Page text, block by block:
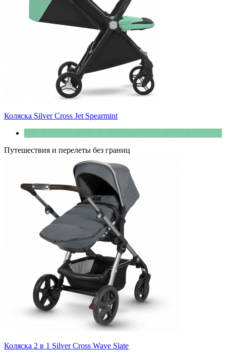
Коляска Silver Cross Jet Spearmint
Путешествия и перелеты без границ
Коляска 2 в 1 Silver Cross Wave Slate